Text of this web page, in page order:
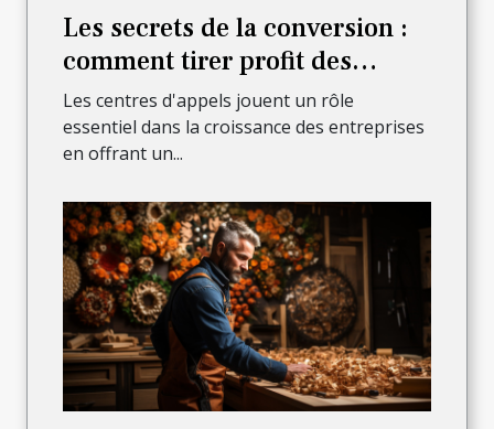
Les secrets de la conversion :
comment tirer profit des
appels entrants pour stimuler
vos ventes ?
Les centres d'appels jouent un rôle
essentiel dans la croissance des entreprises
en offrant un...